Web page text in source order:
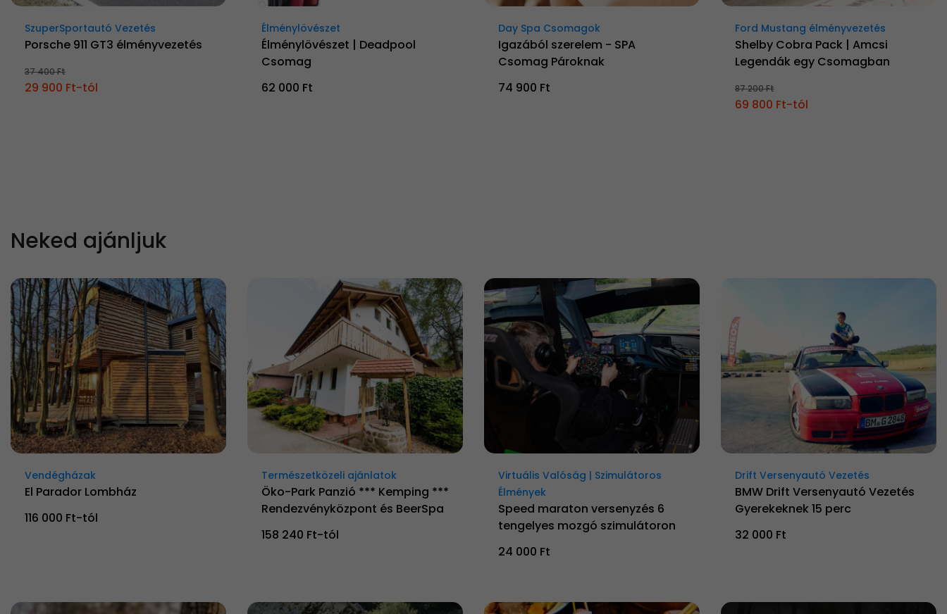
SzuperSportautó Vezetés
Porsche 911 GT3 élményvezetés
37 400 Ft
29 900 Ft-tól
Élménylövészet
Élménylövészet | Deadpool
Csomag
62 000 Ft
Day Spa Csomagok
Igazából szerelem - SPA
Csomag Pároknak
74 900 Ft
Ford Mustang élményvezetés
Shelby Cobra Pack | Amcsi
Legendák egy Csomagban
87 200 Ft
69 800 Ft-tól
Neked ajánljuk
Vendégházak
El Parador Lombház
116 000 Ft-tól
Természetközeli ajánlatok
Öko-Park Panzió *** Kemping ***
Rendezvényközpont és BeerSpa
158 240 Ft-tól
Virtuális Valóság | Szimulátoros
Élmények
Speed maraton versenyzés 6
tengelyes mozgó szimulátoron
24 000 Ft
Drift Versenyautó Vezetés
BMW Drift Versenyautó Vezetés
Gyerekeknek 15 perc
32 000 Ft